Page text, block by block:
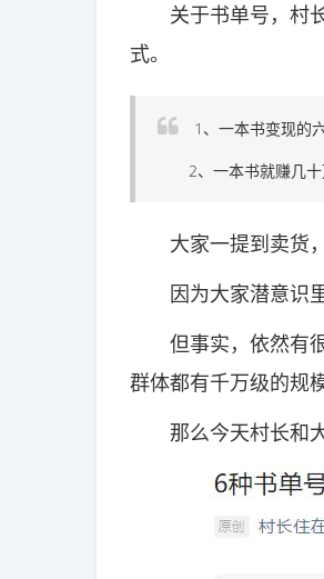
关于书单号，村长
式。
1、一本书变现的
2、一本书就赚几十
大家一提到卖货，
因为大家潜意识里
但事实，依然有很
群体都有千万级的规模
那么今天村长和大